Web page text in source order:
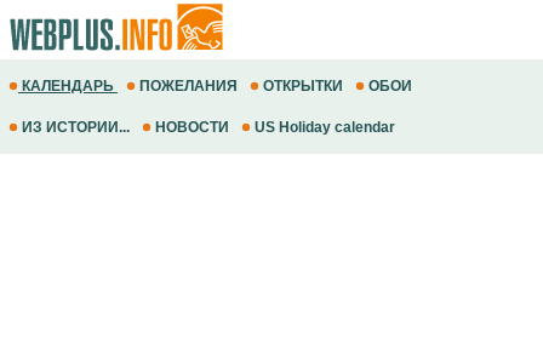
КАЛЕНДАРЬ ПОЖЕЛАНИЯ ОТКРЫТКИ ОБОИ
ИЗ ИСТОРИИ... НОВОСТИ US Holiday calendar